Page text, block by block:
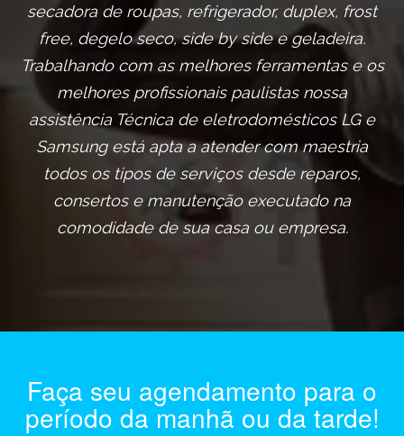
secadora de roupas, refrigerador, duplex, frost
free, degelo seco, side by side e geladeira.
Trabalhando com as melhores ferramentas e os
melhores profissionais paulistas nossa
assistência Técnica de eletrodomésticos LG e
Samsung está apta a atender com maestria
todos os tipos de serviços desde reparos,
consertos e manutenção executado na
comodidade de sua casa ou empresa.
Faça seu agendamento para o
período da manhã ou da tarde!